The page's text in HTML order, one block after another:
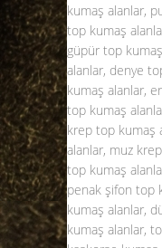
kumaş alanlar,
top kumaş
güpür top
alanlar, denye
kumaş alanlar,
top kumaş
krep top kumaş
alanlar, muz
top kumaş
penak şifon top
kumaş alanlar,
kumaş alanlar,